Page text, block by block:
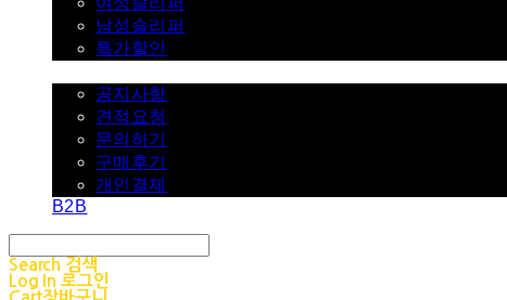
남성슬리퍼
특가할인
공지사항
견적요청
문의하기
구매후기
개인결제
B2B
Search 검색
Log In 로그인